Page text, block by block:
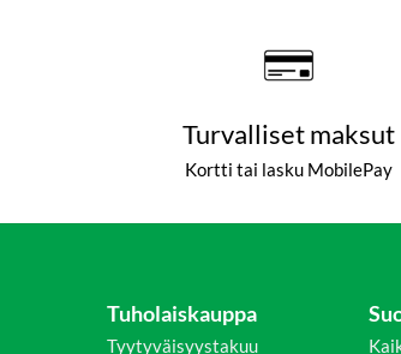
Turvalliset maksut
Kortti tai lasku MobilePay
Tuholaiskauppa
Tyytyväisyystakuu